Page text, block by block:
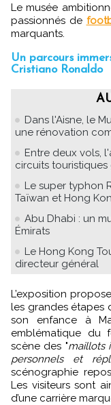
Le musée
passionnés de
marquants.
Un parcours
Cristiano Ronaldo
Dans l'Aisne, le
une rénovation
Entre deux vols,
circuits touristiques
Le super typhon
Taïwan et Hong
Abu Dhabi : un
Émirats
Le Hong Kong
directeur général
L’exposition propose un itinéraire chronologique à travers
les grandes étapes
son enfance à
emblématique du
scène des "maillots
personnels et
scénographie
Les visiteurs sont
d’une carrière